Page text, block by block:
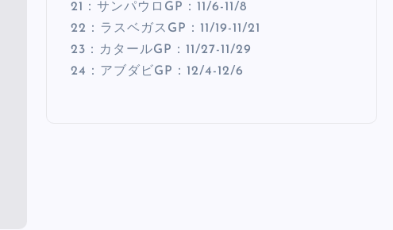
21：サンパウロGP：11/6-11/8
22：ラスベガスGP：11/19-11/21
23：カタールGP：11/27-11/29
24：アブダビGP：12/4-12/6